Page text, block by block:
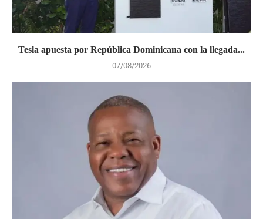
Tesla apuesta por República Dominicana con la llegada...
07/08/2026